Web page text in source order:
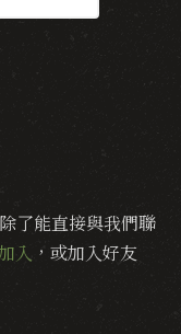
了能直接與我們聯
入 ，或加入好友